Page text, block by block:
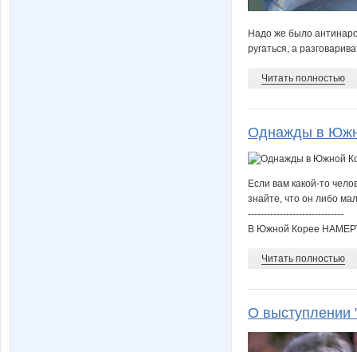
Надо же было
ругаться, а
Читать полностью
Однажды в
Если вам какой-то
знайте, что он либо
------------------------------
В Южной Корее
Читать полностью
О выступлении